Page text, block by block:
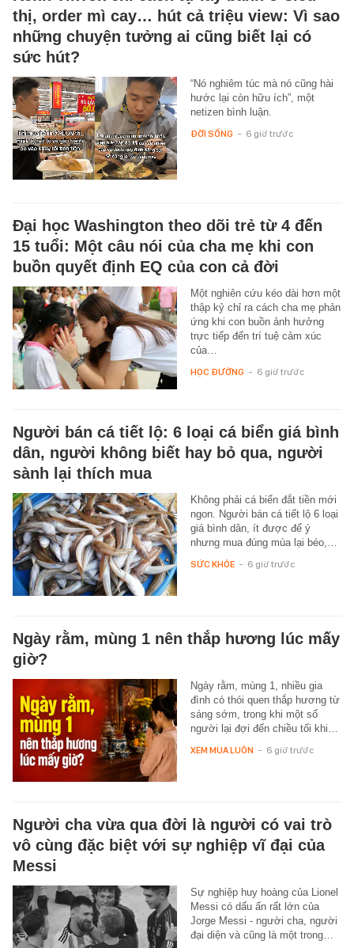
thị, order mì cay… hút cả triệu view: Vì sao
những chuyện tưởng ai cũng biết lại có
sức hút?
“Nó nghiêm túc mà nó cũng hài
hước lại còn hữu ích”, một
netizen bình luận.
ĐỜI SỐNG - 6 giờ trước
Đại học Washington theo dõi trẻ từ 4 đến
15 tuổi: Một câu nói của cha mẹ khi con
buồn quyết định EQ của con cả đời
Một nghiên cứu kéo dài hơn một
thập kỷ chỉ ra cách cha mẹ phản
ứng khi con buồn ảnh hưởng
trực tiếp đến trí tuệ cảm xúc
của…
HỌC ĐƯỜNG - 6 giờ trước
Người bán cá tiết lộ: 6 loại cá biển giá bình
dân, người không biết hay bỏ qua, người
sành lại thích mua
Không phải cá biển đắt tiền mới
ngon. Người bán cá tiết lộ 6 loại
giá bình dân, ít được để ý
nhưng mua đúng mùa lại béo,…
SỨC KHỎE - 6 giờ trước
Ngày rằm, mùng 1 nên thắp hương lúc mấy
giờ?
Ngày rằm, mùng 1, nhiều gia
đình có thói quen thắp hương từ
sáng sớm, trong khi một số
người lại đợi đến chiều tối khi…
XEM MUA LUÔN - 6 giờ trước
Người cha vừa qua đời là người có vai trò
vô cùng đặc biệt với sự nghiệp vĩ đại của
Messi
Sự nghiệp huy hoàng của Lionel
Messi có dấu ấn rất lớn của
Jorge Messi - người cha, người
đại diện và cũng là một trong…